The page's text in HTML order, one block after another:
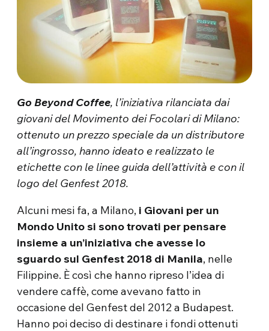
Go Beyond Coffee, l’iniziativa rilanciata dai
giovani del Movimento dei Focolari di Milano:
ottenuto un prezzo speciale da un distributore
all’ingrosso, hanno ideato e realizzato le
etichette con le linee guida dell’attività e con il
logo del Genfest 2018.
Alcuni mesi fa, a Milano, i Giovani per un
Mondo Unito si sono trovati per pensare
insieme a un’iniziativa che avesse lo
sguardo sul Genfest 2018 di Manila, nelle
Filippine. È così che hanno ripreso l’idea di
vendere caffè, come avevano fatto in
occasione del Genfest del 2012 a Budapest.
Hanno poi deciso di destinare i fondi ottenuti